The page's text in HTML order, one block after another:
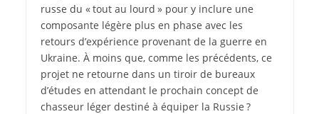
russe du « tout au lourd » pour y inclure une
composante légère plus en phase avec les
retours d’expérience provenant de la guerre en
Ukraine. À moins que, comme les précédents, ce
projet ne retourne dans un tiroir de bureaux
d’études en attendant le prochain concept de
chasseur léger destiné à équiper la Russie ?